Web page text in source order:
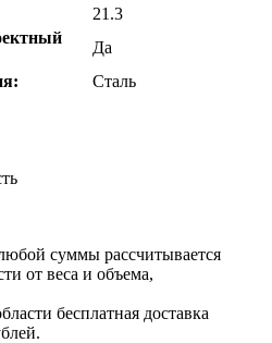
21.3
Да
Сталь
суммы рассчитывается
от веса и объема,
бесплатная доставка